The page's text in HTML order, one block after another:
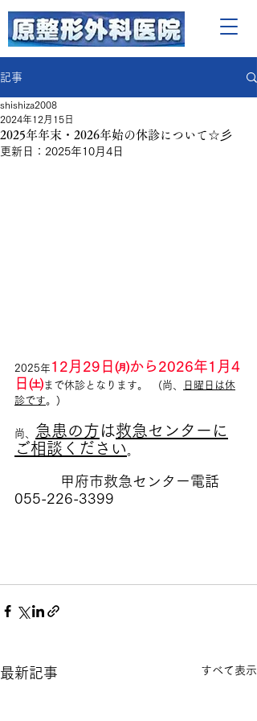
記事
2025年年末・2026年始の休診について☆彡
shishiza2008
2024年12月15日
更新日： 2025年10月4日
2025年 12月29日㈪から2026年1月4
日㈯まで休診となります。　(尚、
日曜日は休
診です。)
尚、 急患の方 は救急センターに
ご相談ください。
甲府市救急センター電話
055-226-3399
最新記事 すべて表示